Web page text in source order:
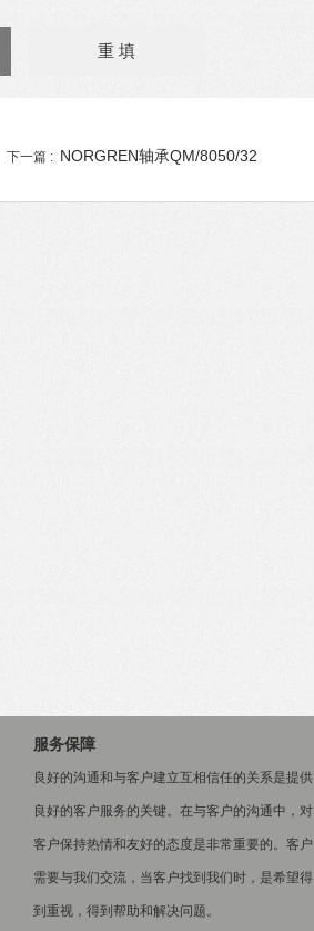
下一篇 : NORGREN轴承QM/8050/32
服务保障
良好的沟通和与客户建立互相信任的关系是提供
良好的客户服务的关键。在与客户的沟通中，对
客户保持热情和友好的态度是非常重要的。客户
需要与我们交流，当客户找到我们时，是希望得
到重视，得到帮助和解决问题。